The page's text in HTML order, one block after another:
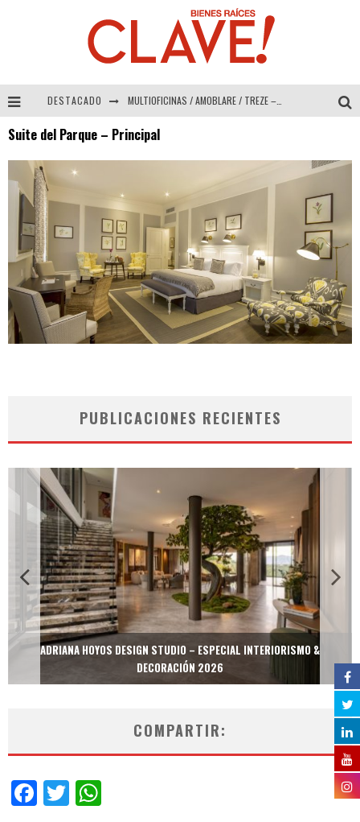
DESTACADO MULTIOFICINAS / AMOBLARE / TREZE – Especial Interiorismo & Decoración 2026
COLINEAL – Especial Interiorismo & Decoración 2026
Suite del Parque – Principal
PUBLICACIONES RECIENTES
ADRIANA HOYOS DESIGN STUDIO – ESPECIAL INTERIORISMO &
DECORACIÓN 2026
COMPARTIR:
Facebook
Twitter